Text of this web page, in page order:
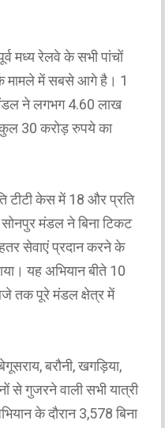
मध्य रेलवे के सभी पांचों
मामले में सबसे आगे है। 1
ने लगभग 4.60 लाख
कुल 30 करोड़ रुपये का
टीटी केस में 18 और प्रति
मंडल ने बिना टिकट
सेवाएं प्रदान करने के
यह अभियान बीते 10
तक पूरे मंडल क्षेत्र में
बरौनी, खगड़िया,
से गुजरने वाली सभी यात्री
के दौरान 3,578 बिना